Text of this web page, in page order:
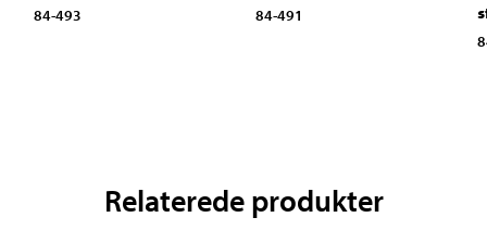
84-493 84-491
Relaterede produkter